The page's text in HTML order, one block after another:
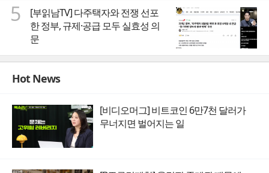
5
[부읽남TV] 다주택자와 전쟁 선포
한 정부, 규제·공급 모두 실효성 의
문
Hot News
[비디오머그] 비트코인 6만7천 달러가
무너지면 벌어지는 일